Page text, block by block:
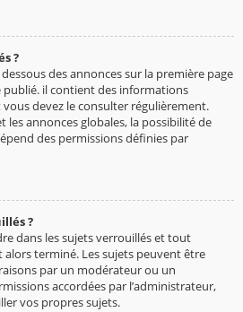
?
des annonces sur la première page
il contient des informations
devez le consulter régulièrement.
les annonces globales, la possibilité de
des permissions définies par
?
dans les sujets verrouillés et tout
terminé. Les sujets peuvent être
par un modérateur ou un
accordées par l’administrateur,
vos propres sujets.